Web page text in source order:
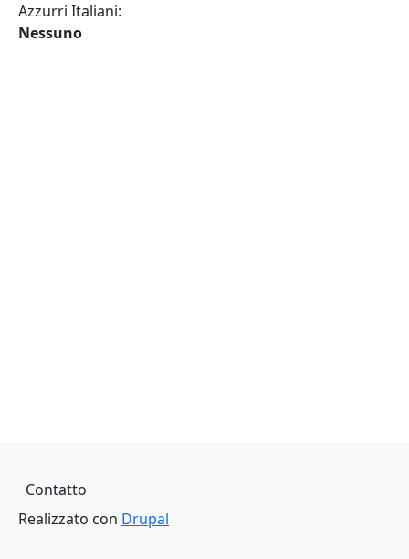
Azzurri Italiani:
Nessuno
Piè di pagina
Contatto
Realizzato con Drupal